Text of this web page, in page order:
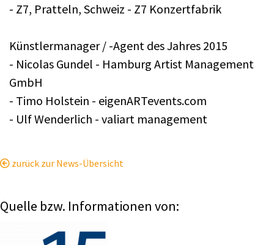
- Z7, Pratteln, Schweiz - Z7 Konzertfabrik
Künstlermanager / -Agent des Jahres 2015
- Nicolas Gundel - Hamburg Artist Management
GmbH
- Timo Holstein - eigenARTevents.com
- Ulf Wenderlich - valiart management
zurück zur News-Übersicht
Quelle bzw. Informationen von: